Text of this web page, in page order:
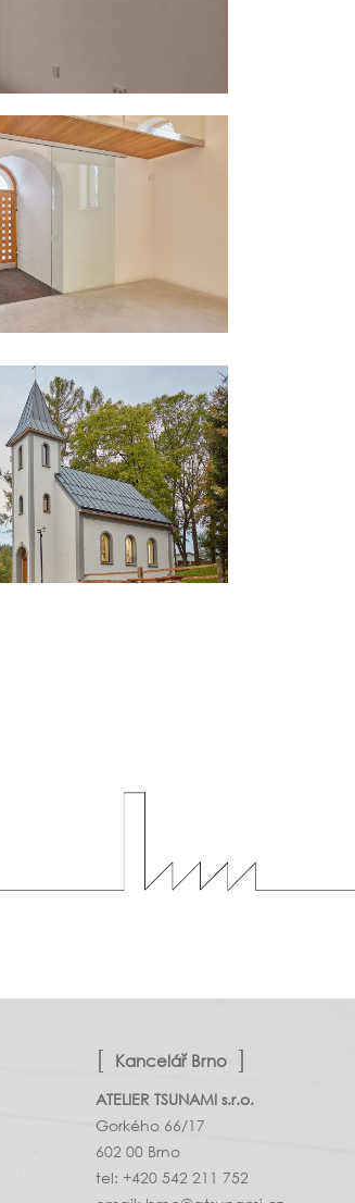
Kancelář Brno
ATELIER TSUNAMI s.r.o.
Gorkého 66/17
602 00 Brno
tel: +420 542 211 752